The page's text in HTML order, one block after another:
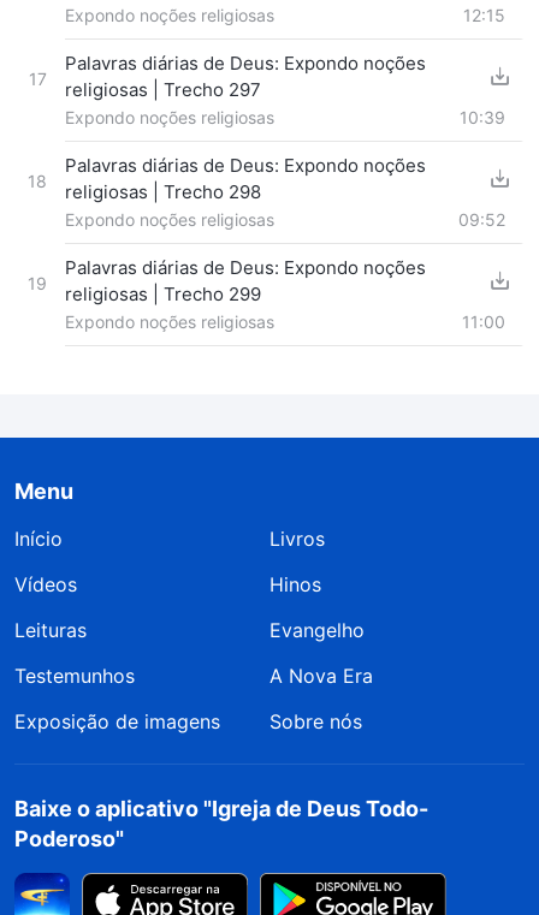
Expondo noções religiosas 12:15
17
Palavras diárias de Deus: Expondo noções
religiosas | Trecho 297
Expondo noções religiosas 10:39
18
Palavras diárias de Deus: Expondo noções
religiosas | Trecho 298
Expondo noções religiosas 09:52
19
Palavras diárias de Deus: Expondo noções
religiosas | Trecho 299
Expondo noções religiosas 11:00
Menu
Início
Livros
Vídeos
Hinos
Leituras
Evangelho
Testemunhos
A Nova Era
Exposição de imagens
Sobre nós
Baixe o aplicativo "Igreja de Deus Todo-
Poderoso"